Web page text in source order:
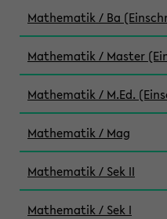
Mathematik / Ba
Mathematik / Master
Mathematik / M.Ed.
Mathematik / Mag
Mathematik / Sek II
Mathematik / Sek I